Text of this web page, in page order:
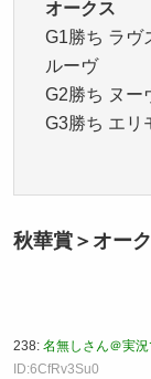
オークス
G1勝ち ラヴ
ルーヴ
G2勝ち ヌー
G3勝ち エリ
秋華賞＞オー
238: 名無しさん＠実
ID:6CfRv3Su0